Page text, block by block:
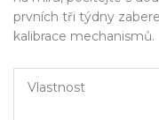
prvních tři týdny
kalibrace mechanismů.
Vlastnost